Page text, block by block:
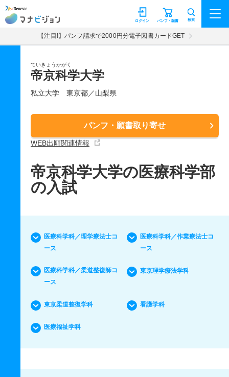
マナビジョン パンフ・願書
ログイン 検索
【注目!】パンフ請求で2000円分電子図書カードGET
ていきょうかがく
帝京科学大学
私立大学 東京都／山梨県
パンフ・願書取り寄せ
WEB出願関連情報
帝京科学大学の医療科学部
の入試
医療科学科／理学療法士コ
ース
医療科学科／作業療法士コ
ース
医療科学科／柔道整復師コ
ース
東京理学療法学科
東京柔道整復学科 看護学科
医療福祉学科